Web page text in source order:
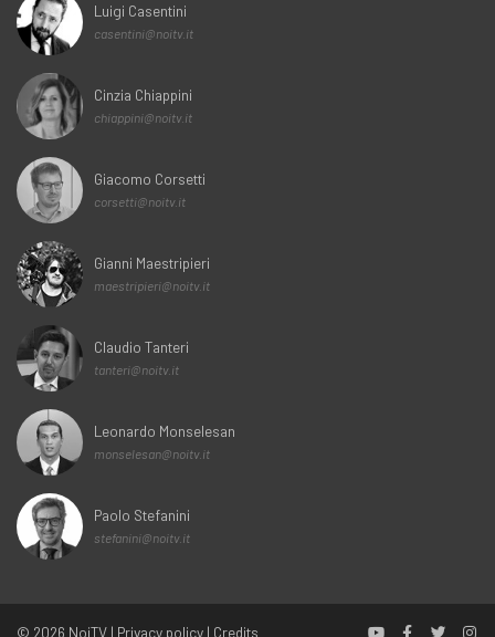
Luigi Casentini
casentini@noitv.it
Cinzia Chiappini
chiappini@noitv.it
Giacomo Corsetti
corsetti@noitv.it
Gianni Maestripieri
maestripieri@noitv.it
Claudio Tanteri
tanteri@noitv.it
Leonardo Monselesan
monselesan@noitv.it
Paolo Stefanini
stefanini@noitv.it
© 2026 NoiTV | Privacy policy | Credits